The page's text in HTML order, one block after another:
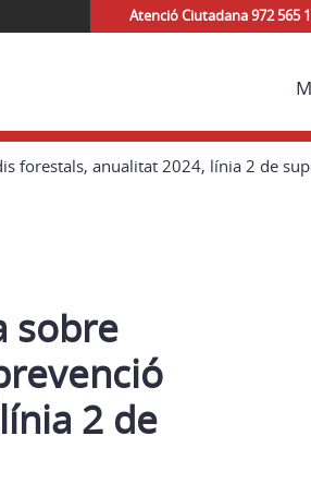
Atenció Ciutadana 972 565
forestals, anualitat 2024, línia 2 de
sobre
2 de